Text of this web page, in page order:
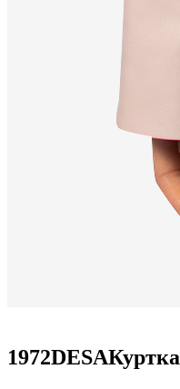
1972DESAКуртка